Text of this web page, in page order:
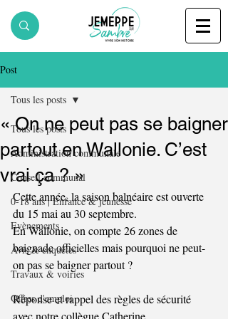
Post
Tous les posts
Administration communale
Conseil communal
0-18 ans | Enfance & jeunesse
Evènements
Avis & enquêtes
Travaux & voiries
Offres d'emploi
Tous les posts
« On ne peut pas se baigner
partout en Wallonie. C’est
vrai ça ? »
Cette année, la saison balnéaire est ouverte
du 15 mai au 30 septembre.
En Wallonie, on compte 26 zones de
baignade officielles mais pourquoi ne peut-
on pas se baigner partout ?
Réponse et rappel des règles de sécurité
avec notre collègue Catherine.